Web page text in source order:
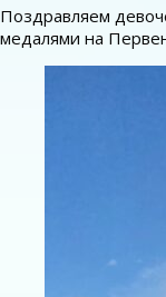
Поздравляем
медалями на